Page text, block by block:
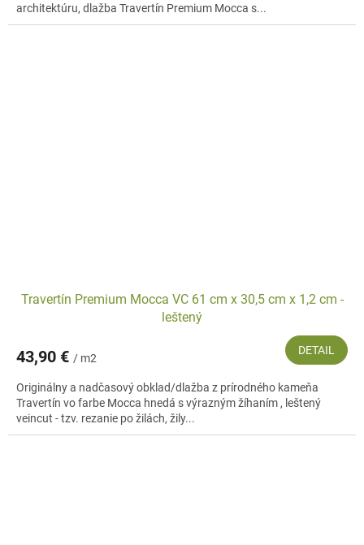
architektúru, dlažba Travertín Premium Mocca s...
Travertín Premium Mocca VC 61 cm x 30,5 cm x 1,2 cm -
leštený
43,90 € / m2
DETAIL
Originálny a nadčasový obklad/dlažba z prírodného kameňa
Travertín vo farbe Mocca hnedá s výrazným žíhaním , leštený
veincut - tzv. rezanie po žilách, žily...